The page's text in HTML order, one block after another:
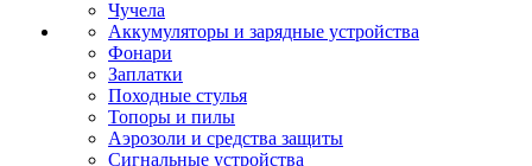
Чучела
Аккумуляторы и зарядные устройства
Фонари
Заплатки
Походные стулья
Топоры и пилы
Аэрозоли и средства защиты
Сигнальные устройства